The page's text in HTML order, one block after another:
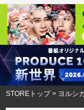
STOREトップ> ヨルシカ